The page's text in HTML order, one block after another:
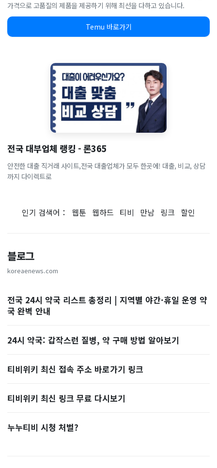
가격으로 고품질의 제품을 제공하기 위해 최선을 다하고 있습니다.
Temu 바로가기
전국 대부업체 랭킹 - 론365
안전한 대출 직거래 사이트,전국 대출업체가 모두 한곳에! 대출, 비교, 상담
까지 다이렉트로
인기 검색어： 웹툰 웹하드 티비 만남 링크 할인
블로그
koreaenews.com
전국 24시 약국 리스트 총정리 | 지역별 야간·휴일 운영 약
국 완벽 안내
24시 약국: 갑작스런 질병, 약 구매 방법 알아보기
티비위키 최신 접속 주소 바로가기 링크
티비위키 최신 링크 무료 다시보기
누누티비 시청 처벌?